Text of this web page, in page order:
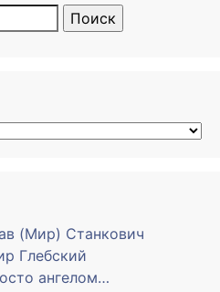
(Мир) Станкович
Глебский
ангелом…